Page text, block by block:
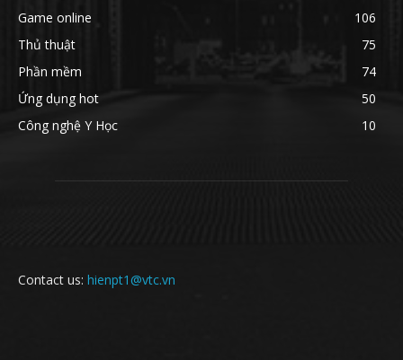
Game online
106
Thủ thuật
75
Phần mềm
74
Ứng dụng hot
50
Công nghệ Y Học
10
Contact us: hienpt1@vtc.vn